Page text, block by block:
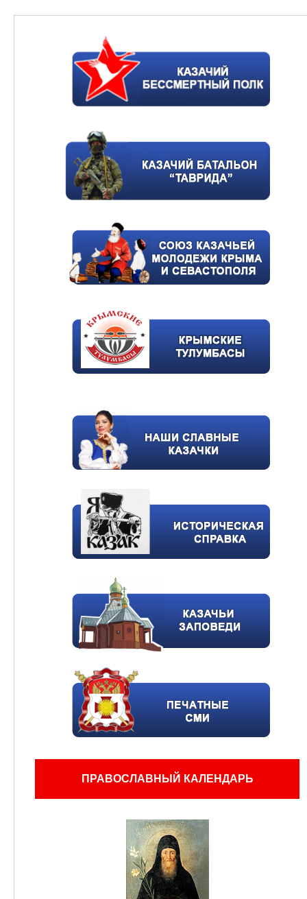
ПРАВОСЛАВНЫЙ КАЛЕНДАРЬ